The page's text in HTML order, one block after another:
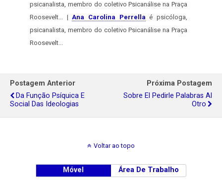
psicanalista, membro do coletivo Psicanálise na Praça
Roosevelt... |Ana Carolina Perrella é psicóloga,
psicanalista, membro do coletivo Psicanálise na Praça
Roosevelt...
Postagem Anterior
Da Função Psíquica E
Social Das Ideologias
Próxima Postagem
Sobre El Pedirle Palabras Al
Otro
Voltar ao topo
Móvel Área De Trabalho